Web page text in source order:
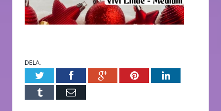
DELA.
TwitterFacebookGoogle+PinterestLinkedIn
Tumblr E-